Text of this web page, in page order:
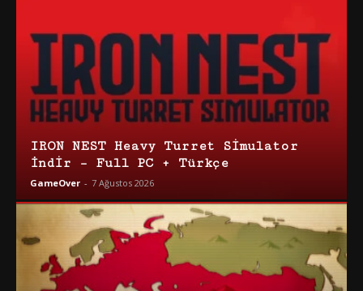
IRON NEST Heavy Turret Simulator
İndir – Full PC + Türkçe
GameOver - 7 Ağustos 2026